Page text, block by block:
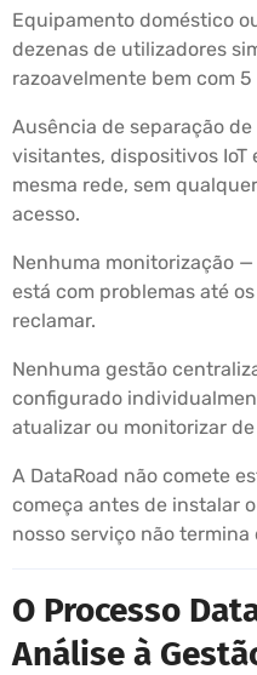
Equipamento doméstico
dezenas de utilizadores
razoavelmente bem com
Ausência de separação
visitantes, dispositivos IoT
mesma rede, sem
acesso.
Nenhuma monitorização
está com problemas até
reclamar.
Nenhuma gestão
configurado
atualizar ou monitorizar
A DataRoad não comete
começa antes de instalar
nosso serviço não
O Processo
Análise à